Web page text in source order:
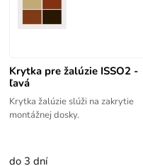
Krytka pre žalúzie ISSO2 -
ľavá
Krytka žalúzie slúži na zakrytie
montážnej dosky.
do 3 dní